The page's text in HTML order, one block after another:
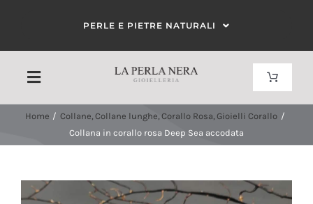
contenuto
PERLE E PIETRE NATURALI
Toggle
Navigation
HOME
Toggle
Carrello
Home Collane Collane lunghe Corallo Rosa Gioielli Corallo
Collana in corallo rosa Deep Sea accodata